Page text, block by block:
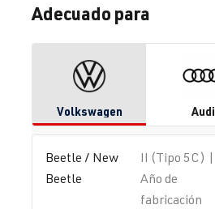
Adecuado para
Volkswagen Audi
Beetle / New
Beetle
II (Tipo 5C) |
Año de
fabricación